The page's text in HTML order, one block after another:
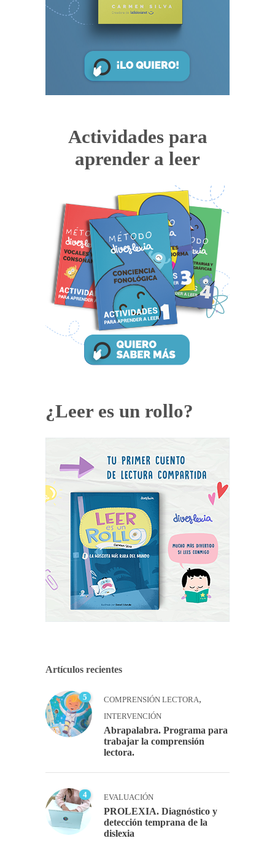
Actividades para
aprender a leer
¿Leer es un rollo?
Artículos recientes
5 COMPRENSIÓN LECTORA,
INTERVENCIÓN
Abrapalabra. Programa para
trabajar la comprensión
lectora.
4 EVALUACIÓN
PROLEXIA. Diagnóstico y
detección temprana de la
dislexia